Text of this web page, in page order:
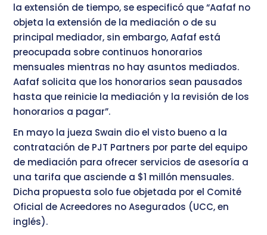
la extensión de tiempo, se especificó que “Aafaf no
objeta la extensión de la mediación o de su
principal mediador, sin embargo, Aafaf está
preocupada sobre continuos honorarios
mensuales mientras no hay asuntos mediados.
Aafaf solicita que los honorarios sean pausados
hasta que reinicie la mediación y la revisión de los
honorarios a pagar”.
En mayo la jueza Swain dio el visto bueno a la
contratación de PJT Partners por parte del equipo
de mediación para ofrecer servicios de asesoría a
una tarifa que asciende a $1 millón mensuales.
Dicha propuesta solo fue objetada por el Comité
Oficial de Acreedores no Asegurados (UCC, en
inglés).